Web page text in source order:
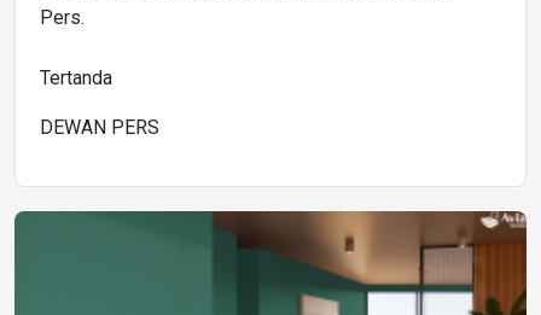
Pers.
Tertanda
DEWAN PERS